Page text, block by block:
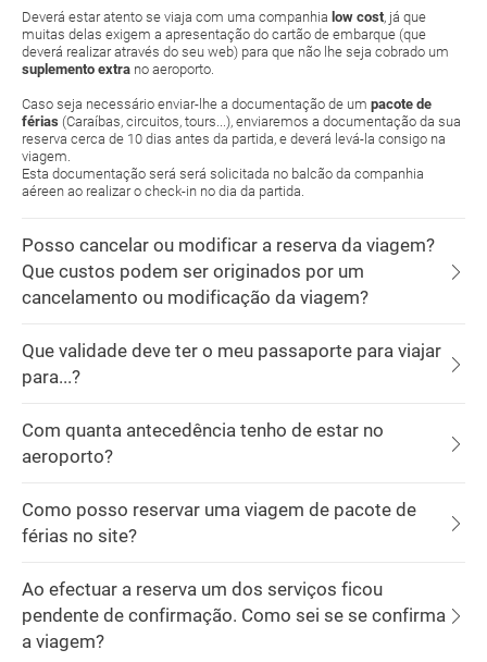
Deverá estar atento se viaja com uma companhia low cost, já que
muitas delas exigem a apresentação do cartão de embarque (que
deverá realizar através do seu web) para que não lhe seja cobrado um
suplemento extra no aeroporto.
Caso seja necessário enviar-lhe a documentação de um pacote de
férias (Caraíbas, circuitos, tours...), enviaremos a documentação da sua
reserva cerca de 10 dias antes da partida, e deverá levá-la consigo na
viagem.
Esta documentação será será solicitada no balcão da companhia
aéreen ao realizar o check-in no dia da partida.
Posso cancelar ou modificar a reserva da viagem?
Que custos podem ser originados por um
cancelamento ou modificação da viagem?
Que validade deve ter o meu passaporte para viajar
para...?
Com quanta antecedência tenho de estar no
aeroporto?
Como posso reservar uma viagem de pacote de
férias no site?
Ao efectuar a reserva um dos serviços ficou
pendente de confirmação. Como sei se se confirma
a viagem?